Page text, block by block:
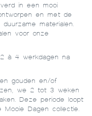
in een mooi
en met de
materialen.
voor onze
à 4 werkdagen na
gouden en/of
we 2 tot 3 weken
Deze periode loopt
Dagen collectie.